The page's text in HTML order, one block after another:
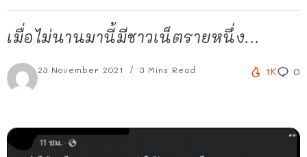
เมื่อไม่นานมานี้มีชาวเน็ตรายหนึ่ง...
23 November 2021 3 Mins Read 1K 0